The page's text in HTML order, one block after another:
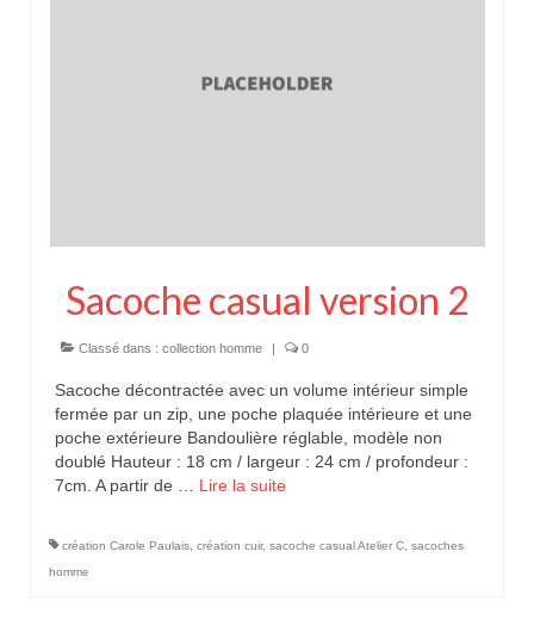
Sacoche casual version 2
Classé dans : collection homme | 0
Sacoche décontractée avec un volume intérieur simple
fermée par un zip, une poche plaquée intérieure et une
poche extérieure Bandoulière réglable, modèle non
doublé Hauteur : 18 cm / largeur : 24 cm / profondeur :
7cm. A partir de … Lire la suite­­
création Carole Paulais création cuir, sacoche casual Atelier C sacoches
homme